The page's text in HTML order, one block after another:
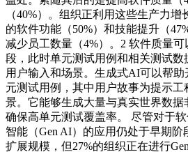
（40%）。组织正利用这些生产力
的软件功能（50%）和技能提升（
减少员工数量（4%）。2 软件质量
段，此时单元测试用例和相关测试
用户输入和场景。生成式AI可以帮
元测试用例，其中用户故事为提示
景。它能够生成大量与真实世界数据
确保高单元测试覆盖率。 尽管对于
智能（Gen AI）的应用仍处于早期阶
扩展规模，但27%的组织正在进行